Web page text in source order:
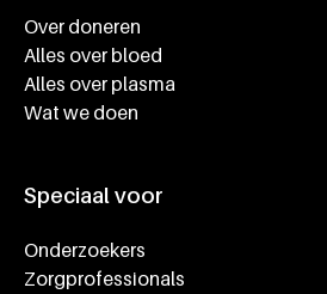
Over doneren
Alles over bloed
Alles over plasma
Wat we doen
Speciaal voor
Onderzoekers
Zorgprofessionals